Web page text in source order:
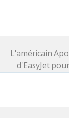
L'américain
d'EasyJet